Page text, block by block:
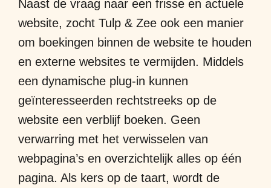
Naast de vraag naar een frisse en actuele
website, zocht Tulp & Zee ook een manier
om boekingen binnen de website te houden
en externe websites te vermijden. Middels
een dynamische plug-in kunnen
geïnteresseerden rechtstreeks op de
website een verblijf boeken. Geen
verwarring met het verwisselen van
webpagina’s en overzichtelijk alles op één
pagina. Als kers op de taart, wordt de